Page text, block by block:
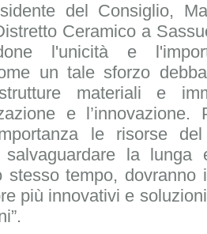
del Consiglio,
Ceramico a
l'unicità e
un tale sforzo
materiali e
e
le risorse
la lunga
stesso tempo, dovranno
più innovativi e